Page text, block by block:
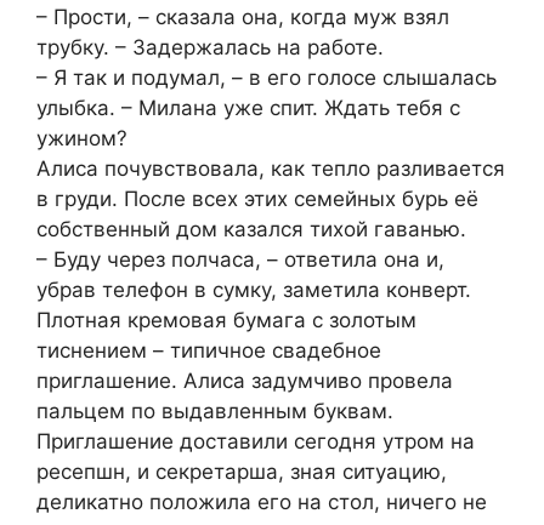
– Прости, – сказала она, когда муж взял
трубку. – Задержалась на работе.
– Я так и подумал, – в его голосе слышалась
улыбка. – Милана уже спит. Ждать тебя с
ужином?
Алиса почувствовала, как тепло разливается
в груди. После всех этих семейных бурь её
собственный дом казался тихой гаванью.
– Буду через полчаса, – ответила она и,
убрав телефон в сумку, заметила конверт.
Плотная кремовая бумага с золотым
тиснением – типичное свадебное
приглашение. Алиса задумчиво провела
пальцем по выдавленным буквам.
Приглашение доставили сегодня утром на
ресепшн, и секретарша, зная ситуацию,
деликатно положила его на стол, ничего не